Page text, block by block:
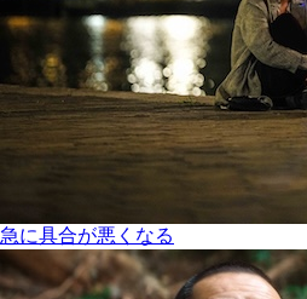
急に具合が悪くなる